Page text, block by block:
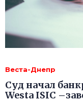
Веста-Днепр
Суд начал
Westa ISIC